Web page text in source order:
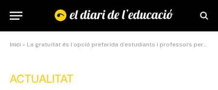
Inici » La gratuïtat és l’opció preferida d’estudiants i professors per garantir un accés equitatiu a la universitat
ACTUALITAT